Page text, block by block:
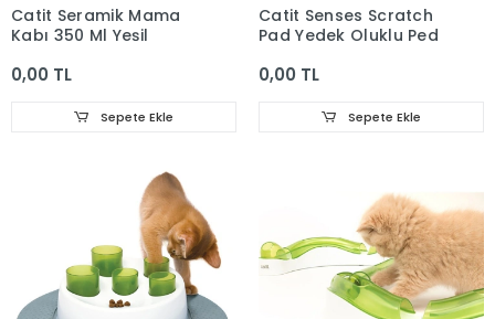
Catit Seramik Mama
Kabı 350 Ml Yeşil
0,00 TL
Sepete Ekle
Catit Senses Scratch
Pad Yedek Oluklu Ped
0,00 TL
Sepete Ekle